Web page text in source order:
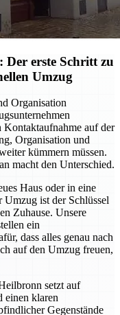
erste Schritt zu
Umzug
Organisation
Kontaktaufnahme auf der
Organisation und
kümmern müssen.
macht den Unterschied.
Haus oder in eine
Umzug ist der Schlüssel
Zuhause. Unsere
ein
dass alles genau nach
auf den Umzug freuen,
setzt auf
einen klaren
Gegenstände